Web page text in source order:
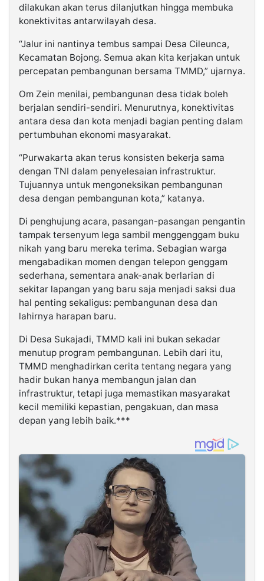
dilakukan akan terus dilanjutkan hingga membuka
konektivitas antarwilayah desa.
“Jalur ini nantinya tembus sampai Desa Cileunca,
Kecamatan Bojong. Semua akan kita kerjakan untuk
percepatan pembangunan bersama TMMD,” ujarnya.
Om Zein menilai, pembangunan desa tidak boleh
berjalan sendiri-sendiri. Menurutnya, konektivitas
antara desa dan kota menjadi bagian penting dalam
pertumbuhan ekonomi masyarakat.
“Purwakarta akan terus konsisten bekerja sama
dengan TNI dalam penyelesaian infrastruktur.
Tujuannya untuk mengoneksikan pembangunan
desa dengan pembangunan kota,” katanya.
Di penghujung acara, pasangan-pasangan pengantin
tampak tersenyum lega sambil menggenggam buku
nikah yang baru mereka terima. Sebagian warga
mengabadikan momen dengan telepon genggam
sederhana, sementara anak-anak berlarian di
sekitar lapangan yang baru saja menjadi saksi dua
hal penting sekaligus: pembangunan desa dan
lahirnya harapan baru.
Di Desa Sukajadi, TMMD kali ini bukan sekadar
menutup program pembangunan. Lebih dari itu,
TMMD menghadirkan cerita tentang negara yang
hadir bukan hanya membangun jalan dan
infrastruktur, tetapi juga memastikan masyarakat
kecil memiliki kepastian, pengakuan, dan masa
depan yang lebih baik.***